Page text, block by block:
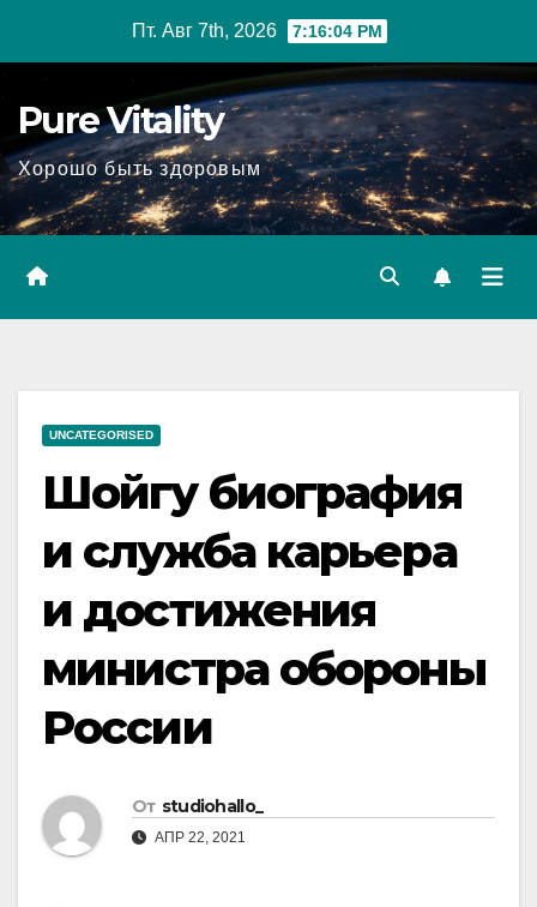
Пт. Авг 7th, 2026 7:16:05 PM
Pure Vitality
Хорошо быть здоровым
UNCATEGORISED
Шойгу биография
и служба карьера
и достижения
министра обороны
России
От studiohallo_
АПР 22, 2021